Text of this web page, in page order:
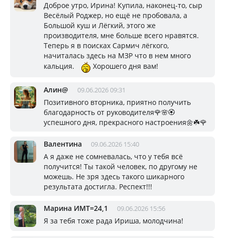
Доброе утро, Ирина! Купила, наконец-то, сыр
Весёлый Роджер, но ещё не пробовала, а
Большой куш и Лёгкий, этого же
производителя, мне больше всего нравятся.
Теперь я в поисках Сармич лёгкого,
начиталась здесь на МЗР что в нем много
кальция.
Хорошего дня вам!
Алин@ 09.06.2026 09:31
Позитивного вторника, приятно получить
благодарность от руководителя🌹🌸🏵
успешного дня, прекрасного настроения🌼☘️🌹
Валентина 09.06.2026 15:40
А я даже не сомневалась, что у тебя всё
получится! Ты такой человек, по другому не
можешь. Не зря здесь такого шикарного
результата достигла. Респект!!!
Марина ИМТ=24,1 09.06.2026 15:56
Я за тебя тоже рада Ириша, молодчина!